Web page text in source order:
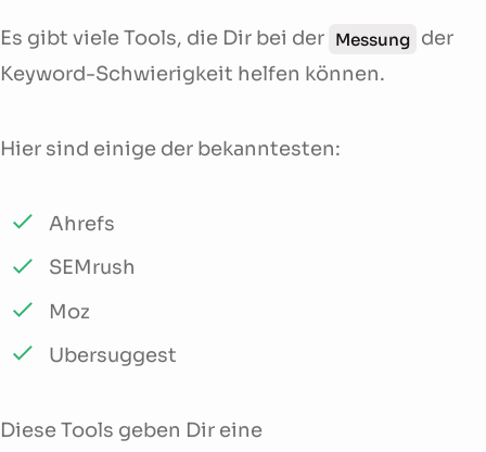
Es gibt viele Tools, die Dir bei der Messung der
Keyword-Schwierigkeit helfen können.
Hier sind einige der bekanntesten:
Ahrefs
SEMrush
Moz
Ubersuggest
Diese Tools geben Dir eine